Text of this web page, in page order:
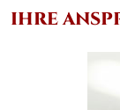
IHRE